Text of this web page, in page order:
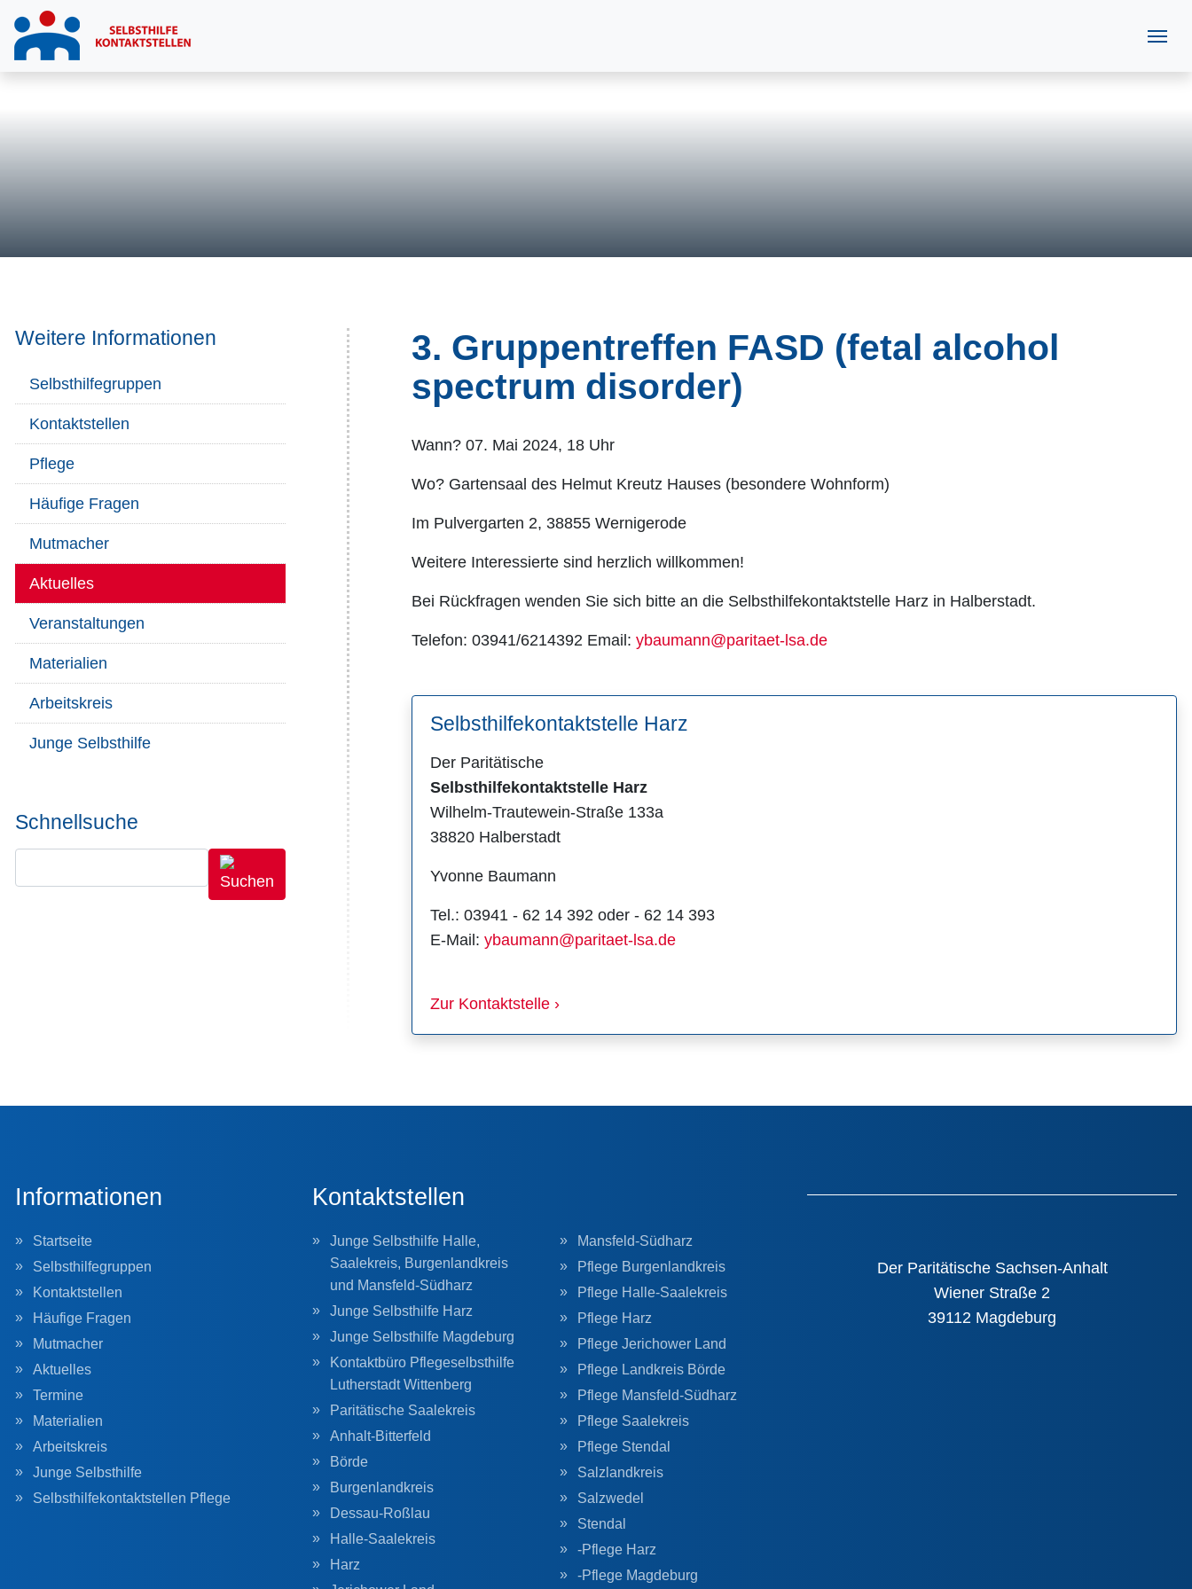
3. Gruppentreffen FASD (fetal alcohol
spectrum disorder)
Wann? 07. Mai 2024, 18 Uhr
Wo? Gartensaal des Helmut Kreutz Hauses (besondere Wohnform)
Im Pulvergarten 2, 38855 Wernigerode
Weitere Interessierte sind herzlich willkommen!
Bei Rückfragen wenden Sie sich bitte an die Selbsthilfekontaktstelle Harz in Halberstadt.
Telefon: 03941/6214392 Email: ybaumann@paritaet-lsa.de
Selbsthilfekontaktstelle Harz
Der Paritätische
Selbsthilfekontaktstelle Harz
Wilhelm-Trautewein-Straße 133a
38820 Halberstadt
Yvonne Baumann
Tel.: 03941 - 62 14 392 oder - 62 14 393
E-Mail: ybaumann@paritaet-lsa.de
Zur Kontaktstelle ›
Weitere Informationen
Selbsthilfegruppen
Kontaktstellen
Pflege
Häufige Fragen
Mutmacher
Aktuelles
Veranstaltungen
Materialien
Arbeitskreis
Junge Selbsthilfe
Schnellsuche
Informationen
Startseite
Selbsthilfegruppen
Kontaktstellen
Häufige Fragen
Mutmacher
Aktuelles
Termine
Materialien
Arbeitskreis
Junge Selbsthilfe
Selbsthilfekontaktstellen Pflege
Kontaktstellen
Junge Selbsthilfe Halle,
Saalekreis, Burgenlandkreis
und Mansfeld-Südharz
Junge Selbsthilfe Harz
Junge Selbsthilfe Magdeburg
Kontaktbüro Pflegeselbsthilfe
Lutherstadt Wittenberg
Paritätische Saalekreis
Anhalt-Bitterfeld
Börde
Burgenlandkreis
Dessau-Roßlau
Halle-Saalekreis
Harz
Mansfeld-Südharz
Pflege Burgenlandkreis
Pflege Halle-Saalekreis
Pflege Harz
Pflege Jerichower Land
Pflege Landkreis Börde
Pflege Mansfeld-Südharz
Pflege Saalekreis
Pflege Stendal
Salzlandkreis
Salzwedel
Stendal
-Pflege Harz
-Pflege Magdeburg
Der Paritätische Sachsen-Anhalt
Wiener Straße 2
39112 Magdeburg